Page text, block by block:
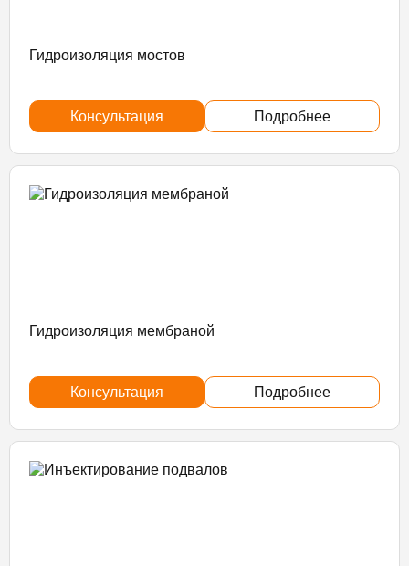
Гидроизоляция мостов
Консультация Подробнее
Гидроизоляция мембраной
Консультация Подробнее